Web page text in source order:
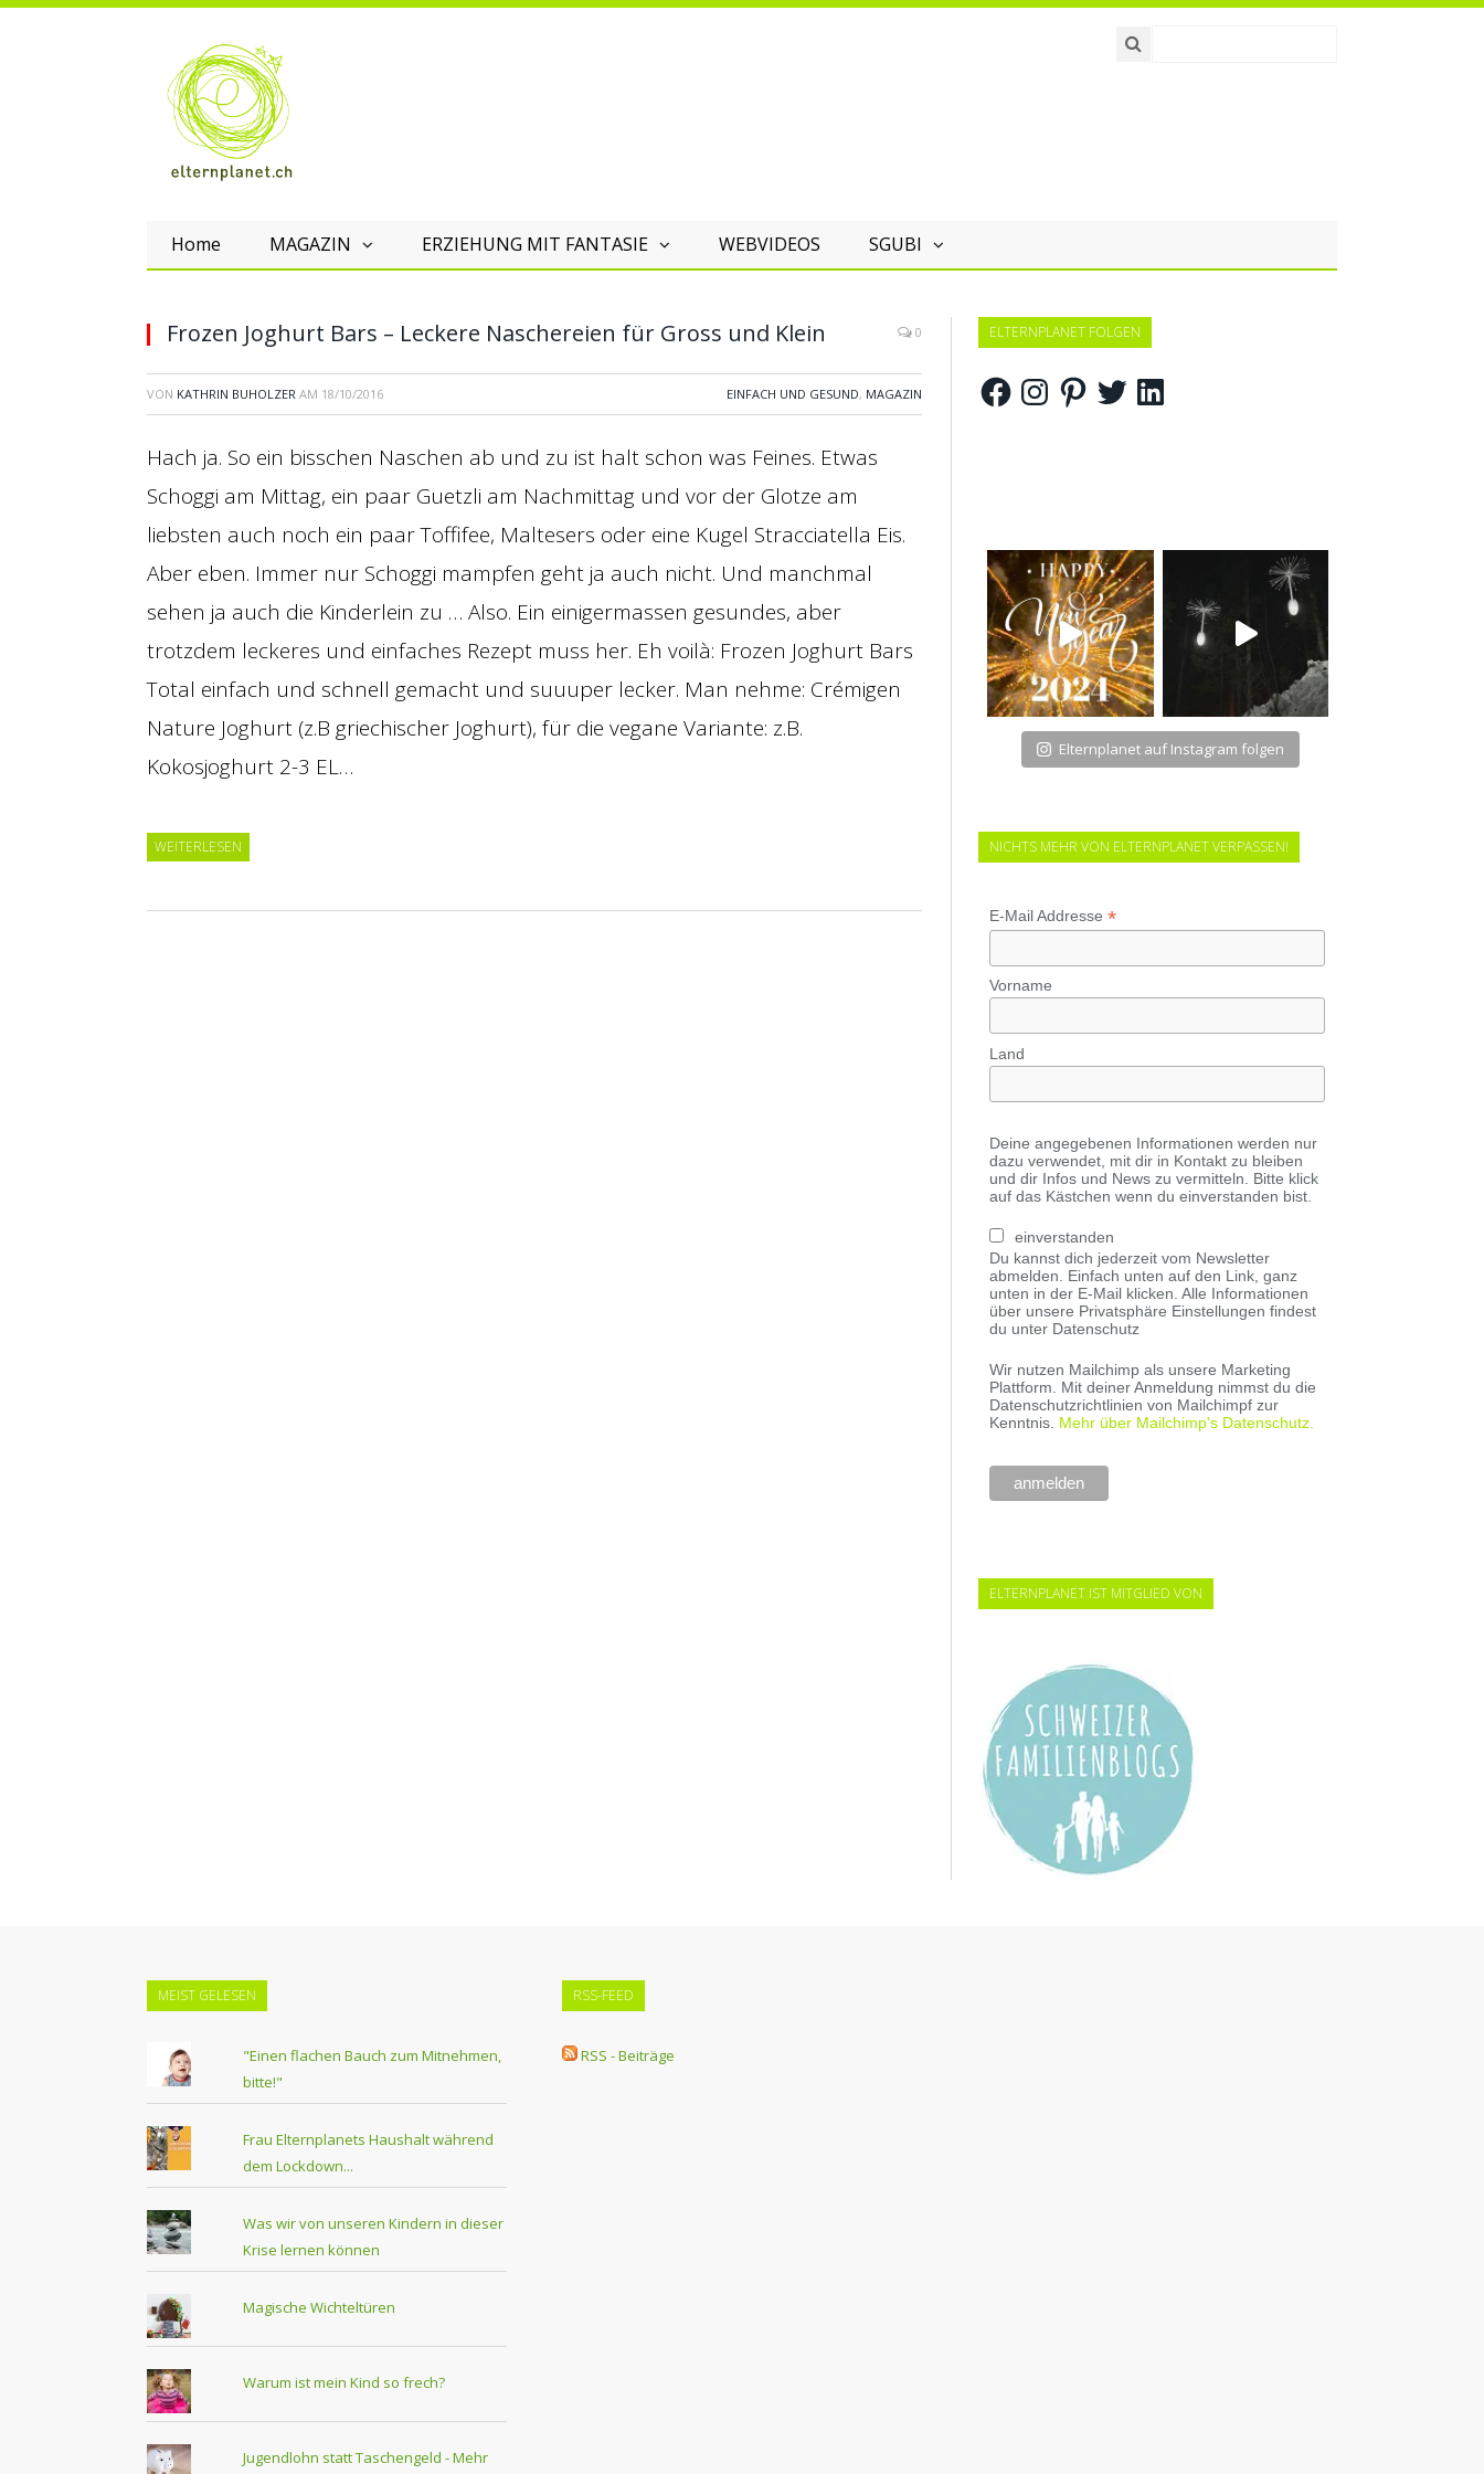
Home MAGAZIN ERZIEHUNG MIT FANTASIE WEBVIDEOS SGUBI
Frozen Joghurt Bars – Leckere Naschereien für Gross und Klein 0
VON KATHRIN BUHOLZER AM 18/10/2016 EINFACH UND GESUND, MAGAZIN
Hach ja. So ein bisschen Naschen ab und zu ist halt schon was Feines. Etwas
Schoggi am Mittag, ein paar Guetzli am Nachmittag und vor der Glotze am
liebsten auch noch ein paar Toffifee, Maltesers oder eine Kugel Stracciatella Eis.
Aber eben. Immer nur Schoggi mampfen geht ja auch nicht. Und manchmal
sehen ja auch die Kinderlein zu … Also. Ein einigermassen gesundes, aber
trotzdem leckeres und einfaches Rezept muss her. Eh voilà: Frozen Joghurt Bars
Total einfach und schnell gemacht und suuuper lecker. Man nehme: Crémigen
Nature Joghurt (z.B griechischer Joghurt), für die vegane Variante: z.B.
Kokosjoghurt 2-3 EL…
WEITERLESEN
ELTERNPLANET FOLGEN
FacebookInstagramPinterestTwitterLinkedIn
Elternplanet auf Instagram folgen
NICHTS MEHR VON ELTERNPLANET VERPASSEN!
E-Mail Addresse *
Vorname
Land
Deine angegebenen Informationen werden nur
dazu verwendet, mit dir in Kontakt zu bleiben
und dir Infos und News zu vermitteln. Bitte klick
auf das Kästchen wenn du einverstanden bist.
einverstanden
Du kannst dich jederzeit vom Newsletter
abmelden. Einfach unten auf den Link, ganz
unten in der E-Mail klicken. Alle Informationen
über unsere Privatsphäre Einstellungen findest
du unter Datenschutz
Wir nutzen Mailchimp als unsere Marketing
Plattform. Mit deiner Anmeldung nimmst du die
Datenschutzrichtlinien von Mailchimpf zur
Kenntnis. Mehr über Mailchimp's Datenschutz.
ELTERNPLANET IST MITGLIED VON
MEIST GELESEN
"Einen flachen Bauch zum Mitnehmen,
bitte!"
Frau Elternplanets Haushalt während
dem Lockdown...
Was wir von unseren Kindern in dieser
Krise lernen können
Magische Wichteltüren
Warum ist mein Kind so frech?
Jugendlohn statt Taschengeld - Mehr
RSS-FEED
RSS - Beiträge